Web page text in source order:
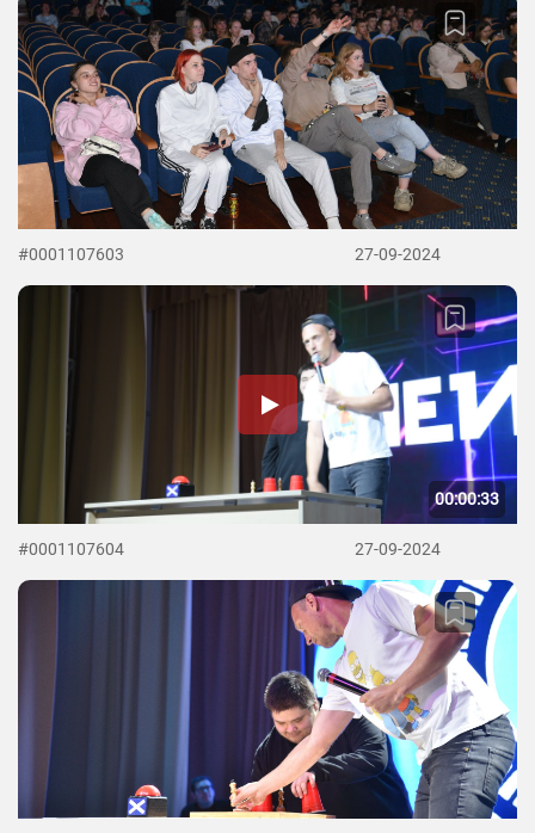
#0001107603 27-09-2024
00:00:33
#0001107604 27-09-2024